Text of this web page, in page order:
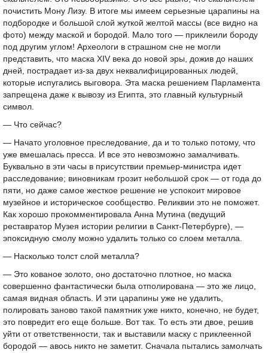
почистить Мону Лизу. В итоге мы имеем серьезные царапины на
подбородке и большой слой жуткой желтой массы (все видно на
фото) между маской и бородой. Мало того — приклеили бороду
под другим углом! Археологи в страшном сне не могли
представить, что маска XIV века до новой эры, дожив до наших
дней, пострадает из-за двух неквалифицированных людей,
которые испугались выговора. Эта маска решением Парламента
запрещена даже к вывозу из Египта, это главный культурный
символ.
— Что сейчас?
— Начато уголовное преследование, да и то только потому, что
уже вмешалась пресса. И все это невозможно замалчивать.
Буквально в эти часы в присутствии премьер-министра идет
расследование; виновникам грозит небольшой срок — от года до
пяти, но даже самое жесткое решение не успокоит мировое
музейное и историческое сообщество. Реликвии это не поможет.
Как хорошо прокомментировала Анна Мутина (ведущий
реставратор Музея истории религии в Санкт-Петербурге), —
эпоксидную смолу можно удалить только со слоем металла.
— Насколько толст слой металла?
— Это кованое золото, оно достаточно плотное, но маска
совершенно фантастически была отполирована — это же лицо,
самая видная область. И эти царапины уже не удалить,
полировать заново такой памятник уже никто, конечно, не будет,
это повредит его еще больше. Вот так. То есть эти двое, решив
уйти от ответственности, так и выставили маску с приклеенной
бородой — авось никто не заметит. Сначала пытались замолчать